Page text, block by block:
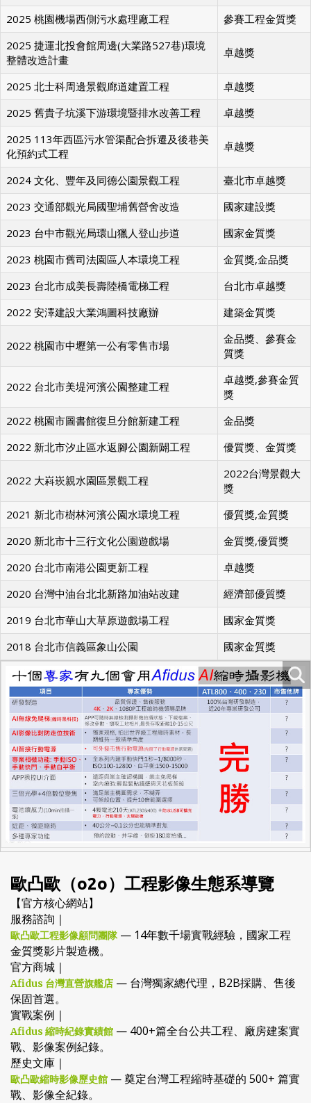
2025 桃園機場西側污水處理廠工程
參賽工程金質獎
2025 捷運北投會館周邊(大業路527巷)環境
整體改造計畫
卓越獎
2025 北士科周邊景觀廊道建置工程
卓越獎
2025 舊貴子坑溪下游環境暨排水改善工程
卓越獎
2025 113年西區污水管渠配合拆遷及後巷美
化預約式工程
卓越獎
2024 文化、豐年及同德公園景觀工程
臺北市卓越獎
2023 交通部觀光局國聖埔舊營舍改造
國家建設獎
2023 台中市觀光局環山獵人登山步道
國家金質獎
2023 桃園市舊司法園區人本環境工程
金質獎,金品獎
2023 台北市成美長壽陸橋電梯工程
台北市卓越獎
2022 安澤建設大業鴻圖科技廠辦
建築金質獎
2022 桃園市中壢第一公有零售市場
金品獎、參賽金
質獎
2022 台北市美堤河濱公園整建工程
卓越獎,參賽金質
獎
2022 桃園市圖書館復旦分館新建工程
金品獎
2022 新北市汐止區水返腳公園新闢工程
優質獎、金質獎
2022 大嵙崁親水園區景觀工程
2022台灣景觀大
獎
2021 新北市樹林河濱公園水環境工程
優質獎,金質獎
2020 新北市十三行文化公園遊戲場
金質獎,優質獎
2020 台北市南港公園更新工程
卓越獎
2020 台灣中油台北北新路加油站改建
經濟部優質獎
2019 台北市華山大草原遊戲場工程
國家金質獎
2018 台北市信義區象山公園
國家金質獎
歐凸歐（o2o）工程影像生態系導覽
【官方核心網站】
服務諮詢｜
歐凸歐工程影像顧問團隊— 14年數千場實戰經驗，國家工程
金質獎影片製造機。
官方商城｜
Afidus 台灣直營旗艦店 — 台灣獨家總代理，B2B採購、售後
保固首選。
實戰案例｜
Afidus 縮時紀錄實績館 — 400+篇全台公共工程、廠房建案實
戰、影像案例紀錄。
歷史文庫｜
歐凸歐縮時影像歷史館 — 奠定台灣工程縮時基礎的 500+ 篇實
戰、影像全紀錄。